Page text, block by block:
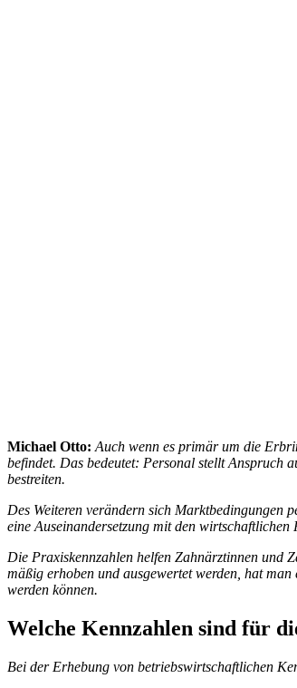
Michael Otto: Auch wenn es primär um die
befindet. Das bedeutet: Personal stellt Anspruch
bestreiten.
Des Weiteren verändern sich Markt­be­din­gungen
eine Ausein­an­der­set­zung mit den
Die Praxis­kenn­zahlen helfen Zahn­ärz­tinnen und
mäßig erhoben und ausge­wertet werden, hat
werden können.
Welche Kenn­zahlen sind für
Bei der Erhebung von betriebs­wirt­schaft­li­chen